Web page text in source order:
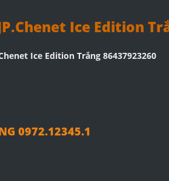
Ice Edition
Ice Edition Trắng 86437923260
0972.12345.1